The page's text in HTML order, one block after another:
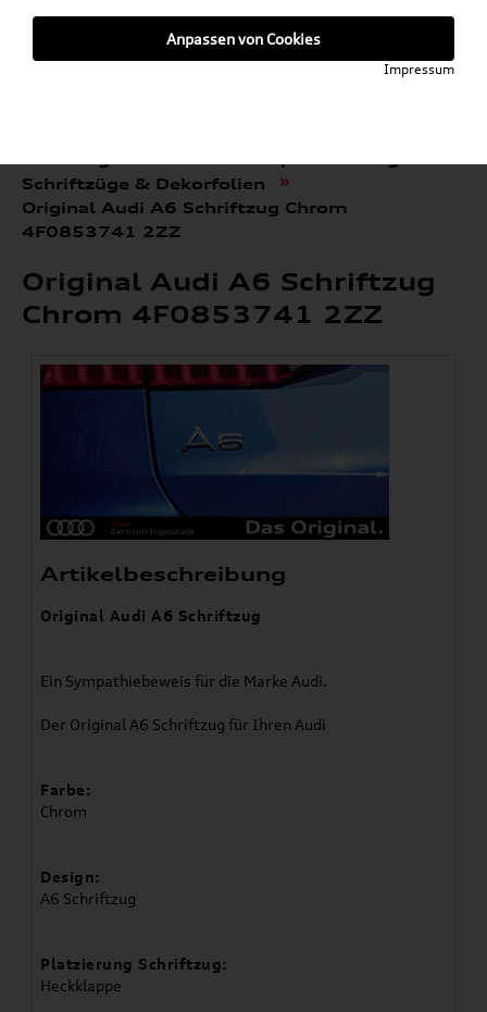
Schriftzüge & Dekorfolien »
Original Audi A6 Schriftzug Chrom
4F0853741 2ZZ
Original Audi A6 Schriftzug
Chrom 4F0853741 2ZZ
Artikelbeschreibung
Original Audi A6 Schriftzug
Ein Sympathiebeweis für die Marke Audi.
Der Original A6 Schriftzug für Ihren Audi
Farbe:
Chrom
Design:
A6 Schriftzug
Platzierung Schriftzug:
Heckklappe
Anpassen von Cookies
Impressum